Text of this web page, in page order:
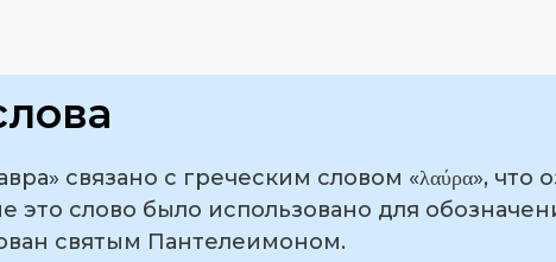
связано с греческим словом «λαύρα», что
это слово было использовано для
святым Пантелеимоном.